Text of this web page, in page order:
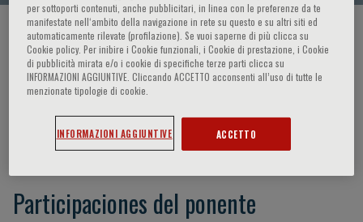
HOME PAGE / CURSOS Y EVENTOS / ORADOR
Ngasia Dieudonne
Participaciones del ponente
per sottoporti contenuti, anche pubblicitari, in linea con le preferenze da te
manifestate nell‘ambito della navigazione in rete su questo e su altri siti ed
automaticamente rilevate (profilazione). Se vuoi saperne di più clicca su
Cookie policy. Per inibire i Cookie funzionali, i Cookie di prestazione, i Cookie
di pubblicità mirata e/o i cookie di specifiche terze parti clicca su
INFORMAZIONI AGGIUNTIVE. Cliccando ACCETTO acconsenti all’uso di tutte le
menzionate tipologie di cookie.
INFORMAZIONI AGGIUNTIVE ACCETTO